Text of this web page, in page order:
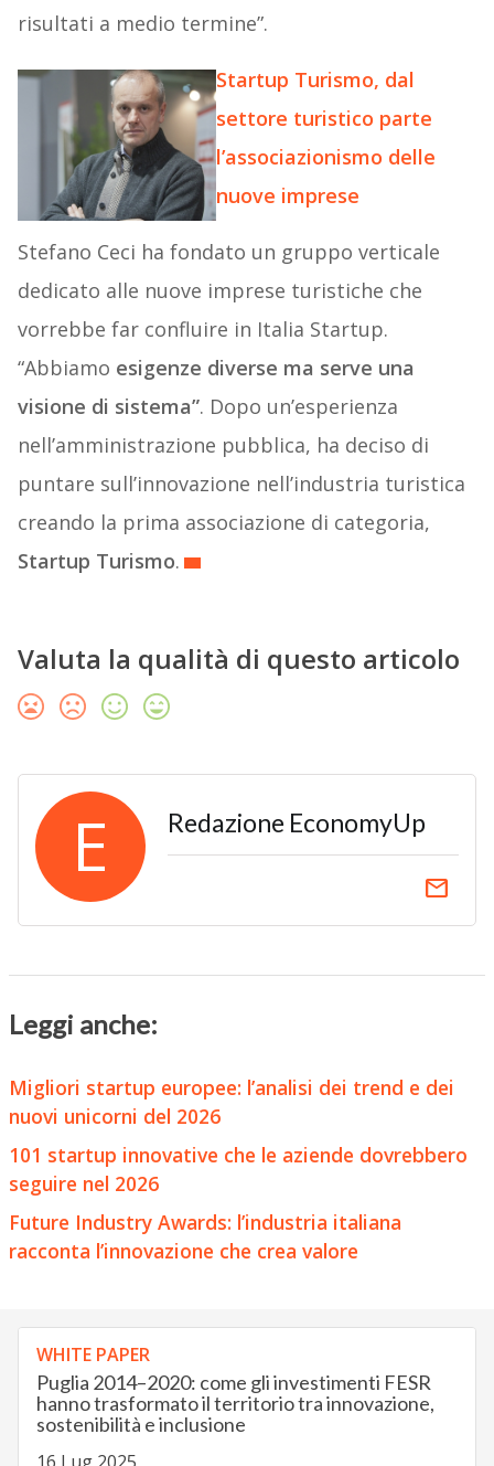
risultati a medio termine”.
Startup Turismo, dal
settore turistico parte
l’associazionismo delle
nuove imprese
Stefano Ceci ha fondato un gruppo verticale
dedicato alle nuove imprese turistiche che
vorrebbe far confluire in Italia Startup.
“Abbiamo esigenze diverse ma serve una
visione di sistema”. Dopo un’esperienza
nell’amministrazione pubblica, ha deciso di
puntare sull’innovazione nell’industria turistica
creando la prima associazione di categoria,
Startup Turismo.
Valuta la qualità di questo articolo
E Redazione EconomyUp
email
Leggi anche:
Migliori startup europee: l’analisi dei trend e dei
nuovi unicorni del 2026
101 startup innovative che le aziende dovrebbero
seguire nel 2026
Future Industry Awards: l’industria italiana
racconta l’innovazione che crea valore
WHITE PAPER
Puglia 2014–2020: come gli investimenti FESR
hanno trasformato il territorio tra innovazione,
sostenibilità e inclusione